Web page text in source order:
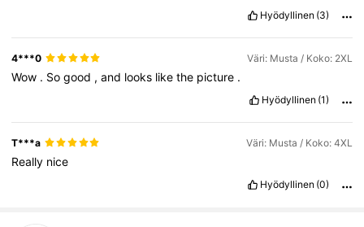
Hyödyllinen (3)
4***0 Väri: Musta / Koko: 2XL
Wow . Sogood ,and looks likethe picture .
Hyödyllinen (1)
T***a Väri: Musta / Koko: 4XL
Really nice
Hyödyllinen (0)